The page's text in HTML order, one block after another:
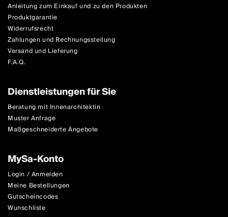
Anleitung zum Einkauf und zu den Produkten
Produktgarantie
Widerrufsrecht
Zahlungen und Rechnungsstellung
Versand und Lieferung
F.A.Q.
Dienstleistungen für Sie
Beratung mit Innenarchitektin
Muster Anfrage
Maßgeschneiderte Angebote
MySa-Konto
Login / Anmelden
Meine Bestellungen
Gutscheincodes
Wunschliste